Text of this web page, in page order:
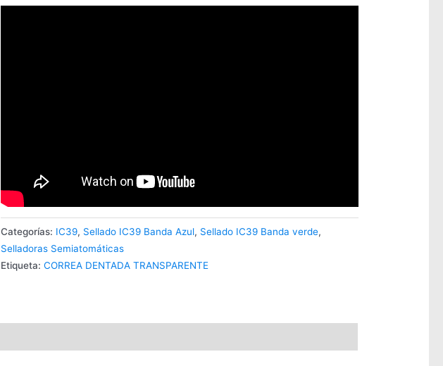
Categorías: IC39, Sellado IC39 Banda Azul, Sellado IC39 Banda verde,
Selladoras Semiatomáticas
Etiqueta:CORREA DENTADA TRANSPARENTE